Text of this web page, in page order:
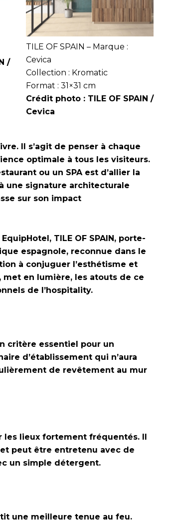
/
TILE OF SPAIN – Marque :
Cevica
Collection : Kromatic
Format : 31×31 cm
Crédit photo : TILE OF SPAIN /
Cevica
Il s’agit de penser à chaque
optimale à tous les visiteurs.
ou un SPA est d’allier la
une signature architecturale
sur son impact
TILE OF SPAIN, porte-
espagnole, reconnue dans le
à conjuguer l’esthétisme et
met en lumière, les atouts de ce
de l’hospitality.
critère essentiel pour un
d’établissement qui n’aura
de revêtement au mur
les lieux fortement fréquentés. Il
peut être entretenu avec de
un simple détergent.
une meilleure tenue au feu.